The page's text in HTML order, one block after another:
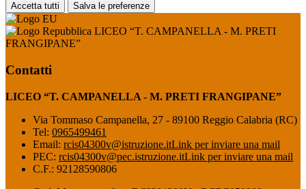
Accetta tutti Salva le preferenze
LICEO “T. CAMPANELLA - M. PRETI
FRANGIPANE”
Contatti
LICEO “T. CAMPANELLA - M. PRETI FRANGIPANE”
Via Tommaso Campanella, 27 - 89100 Reggio Calabria (RC)
Tel: 0965499461
Email: rcis04300v@istruzione.itLink per inviare una mail
PEC: rcis04300v@pec.istruzione.itLink per inviare una mail
C.F.: 92128590806